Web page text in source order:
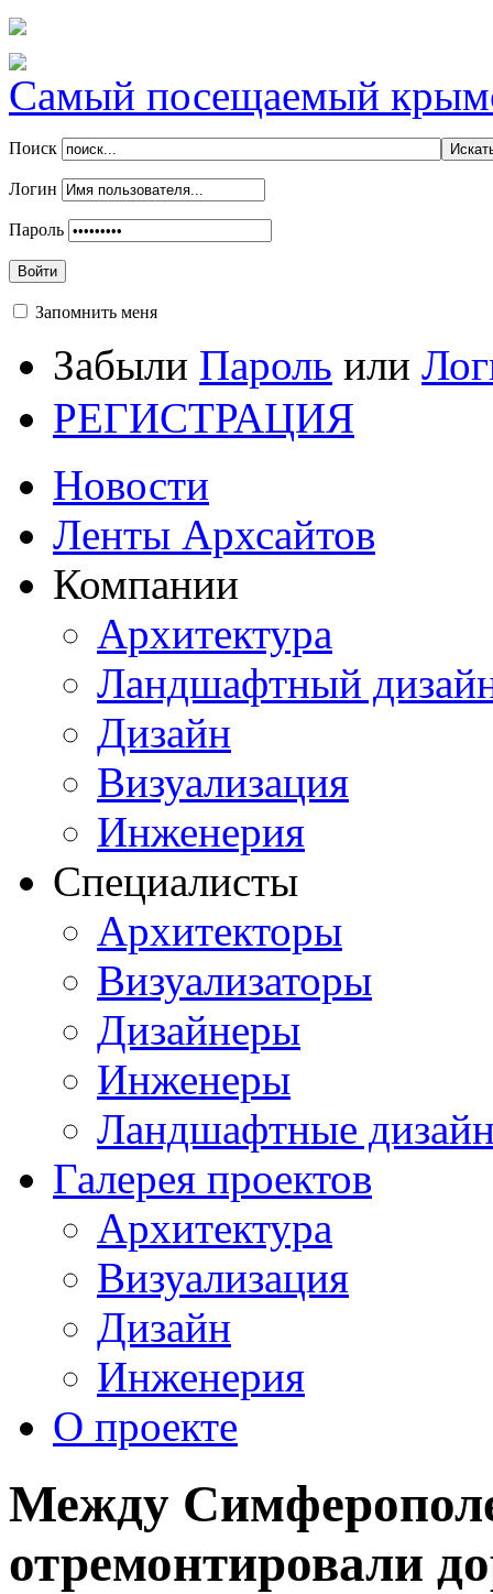
Самый посещаемый
Поиск
Логин
Пароль
Войти
Запомнить меня
Забыли Пароль или
РЕГИСТРАЦИЯ
Новости
Ленты Архсайтов
Компании
Архитектура
Ландшафтный
Дизайн
Визуализация
Инженерия
Специалисты
Архитекторы
Визуализаторы
Дизайнеры
Инженеры
Ландшафтные
Галерея проектов
Архитектура
Визуализация
Дизайн
Инженерия
О проекте
Между
отремонтировали